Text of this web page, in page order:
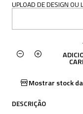
UPLOAD DE DESIGN OU
Quantidade
Mostrar stock
DESCRIÇÃO